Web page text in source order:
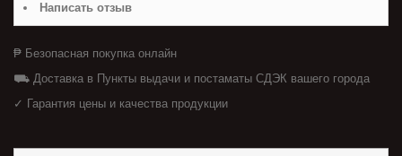
Написать отзыв
₱ Безопасная покупка онлайн
⛟ Доставка в Пункты выдачи и постаматы СДЭК вашего города
✓ Гарантия цены и качества продукции